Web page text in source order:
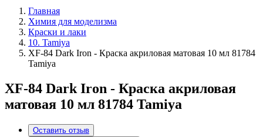
Главная
Химия для моделизма
Краски и лаки
10. Tamiya
XF-84 Dark Iron - Краска акриловая матовая 10 мл 81784
Tamiya
XF-84 Dark Iron - Краска акриловая
матовая 10 мл 81784 Tamiya
Оставить отзыв